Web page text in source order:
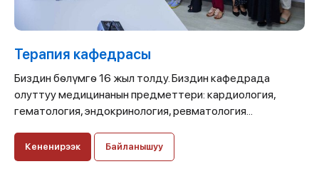
Терапия кафедрасы
Биздин бѳлүмгѳ 16 жыл толду. Биздин кафедрада
олуттуу медицинанын предметтери: кардиология,
гематология, эндокринология, ревматология...
Кененирээк Байланышуу